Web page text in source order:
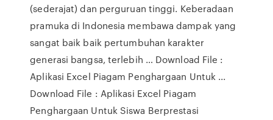
(sederajat) dan perguruan tinggi. Keberadaan
pramuka di Indonesia membawa dampak yang
sangat baik baik pertumbuhan karakter
generasi bangsa, terlebih … Download File :
Aplikasi Excel Piagam Penghargaan Untuk ...
Download File : Aplikasi Excel Piagam
Penghargaan Untuk Siswa Berprestasi